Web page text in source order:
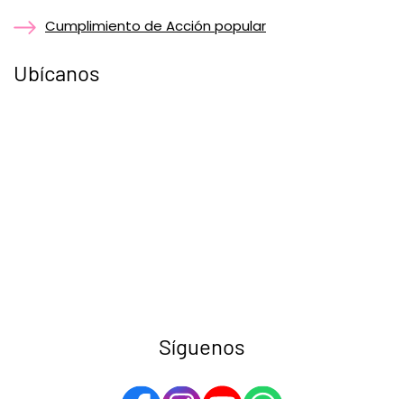
Cumplimiento de Acción popular
Ubícanos
Síguenos